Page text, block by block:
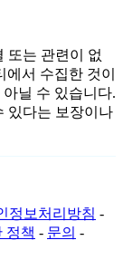
또는 관련이 없
서 수집한 것이
닐 수 있습니다.
있다는 보장이나
정보처리방침 -
정책 - 문의 -